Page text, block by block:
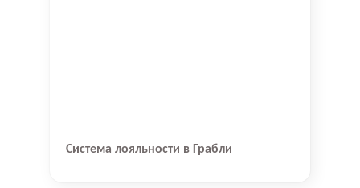
Система лояльности в Грабли